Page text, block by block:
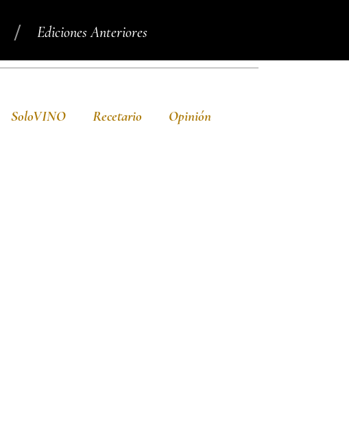
Ediciones Anteriores
/
SoloVINO Recetario Opinión